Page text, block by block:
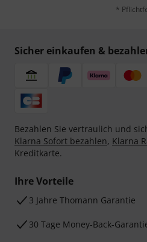
*
Sicher einkaufen &
Bezahlen Sie vertraulich und
Klarna Sofort bezahlen, Klarna
Kreditkarte.
Ihre Vorteile
3 Jahre Thomann Garantie
30 Tage Money-Back-